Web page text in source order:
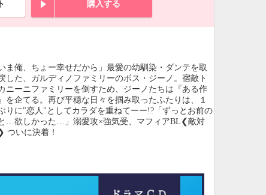
購入する
いま俺、ちょー幸せだから」最愛の幼馴染・ダンテを取
した、ガルディノファミリーのボス・ジーノ。宿敵ト
ニーニファミリーを倒すため、ジーノたちは『ある作
を企てる。再び平穏な日々を掴み取ったふたりは、１
りに"恋人"としてカラダを重ねてーー!?「ずっとお前の
…欲しかった…」溺愛攻×強気受、マフィアBL❮敵対
ついに決着！